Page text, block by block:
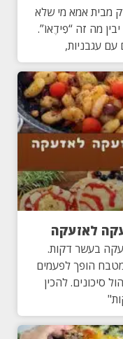
מבית אמא מי שלא
מה זה “פִידֶאוֹ”.
עגבניות,
לאזעקה
בעשר דקות.
הופך לפעמים
סיכונים. להכין